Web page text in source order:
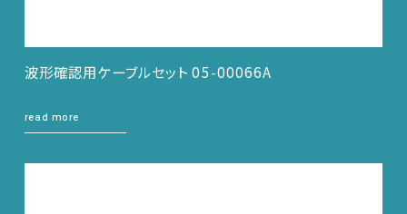
波形確認用ケーブルセット 05-00066A
read more